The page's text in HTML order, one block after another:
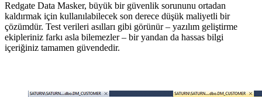
Redgate Data Masker, büyük bir güvenlik sorununu ortadan
kaldırmak için kullanılabilecek son derece düşük maliyetli bir
çözümdür. Test verileri asılları gibi görünür – yazılım geliştirme
ekipleriniz farkı asla bilemezler – bir yandan da hassas bilgi
içeriğiniz tamamen güvendedir.